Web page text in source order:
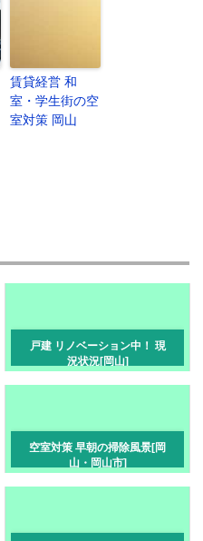
賃貸経営 和
室・学生街の空
室対策 岡山
戸建 リノベーション中！ 現
況状況[岡山]
空室対策 早朝の掃除風景[岡
山・岡山市]